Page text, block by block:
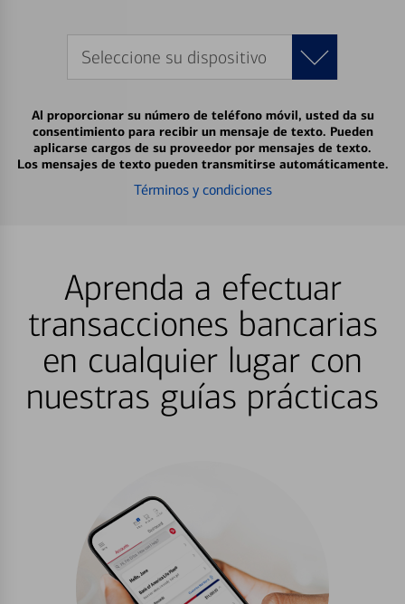
Seleccione su dispositivo
Al proporcionar su número de teléfono móvil, usted da su
consentimiento para recibir un mensaje de texto. Pueden
aplicarse cargos de su proveedor por mensajes de texto.
Los mensajes de texto pueden transmitirse automáticamente.
Términos y condiciones
Aprenda a efectuar
transacciones bancarias
en cualquier lugar con
nuestras guías prácticas